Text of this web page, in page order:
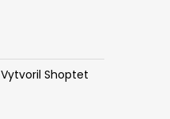
Vytvoril Shoptet